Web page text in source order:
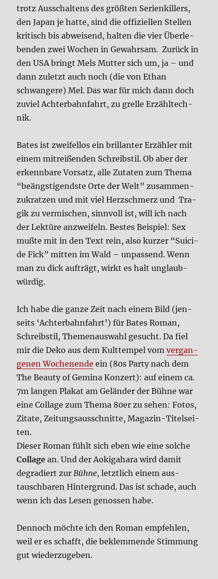
trotz Aus­schal­tens des größ­ten Seri­en­kil­lers,
den Japan je hat­te, sind die offi­zi­el­len Stel­len
kri­tisch bis abwei­send, hal­ten die vier Über­le­
ben­den zwei Wochen in Gewahr­sam. Zurück in
den USA bringt Mels Mut­ter sich um, ja – und
dann zuletzt auch noch (die von Ethan
schwan­ge­re) Mel. Das war für mich dann doch
zuviel Ach­ter­bahn­fahrt, zu grel­le Erzähl­tech­
nik.
Bates ist zwei­fel­los ein bril­lan­ter Erzäh­ler mit
einem mit­rei­ßen­den Schreib­stil. Ob aber der
erkenn­ba­re Vor­satz, alle Zuta­ten zum The­ma
“beäng­sti­gend­ste Orte der Welt” zusam­men­
zu­krat­zen und mit viel Herz­schmerz und Tra­
gik zu ver­mi­schen, sinn­voll ist, will ich nach
der Lek­tü­re anzwei­feln. Bestes Bei­spiel: Sex
muß­te mit in den Text rein, also kur­zer “Sui­ci­
de Fick” mit­ten im Wald – unpas­send. Wenn
man zu dick auf­trägt, wirkt es halt unglaub­
wür­dig.
Ich habe die gan­ze Zeit nach einem Bild (jen­
seits ‘Ach­ter­bahn­fahrt’) für Bates Roman,
Schreib­stil, The­men­aus­wahl gesucht. Da fiel
mir die Deko aus dem Kult­tem­pel vomver­gan­
ge­nen Wochen­en­de ein (80s Par­ty nach dem
The Beau­ty of Gemi­na Kon­zert): auf einem ca.
7m lan­gen Pla­kat am Gelän­der der Büh­ne war
eine Col­la­ge zum The­ma 80er zu sehen: Fotos,
Zita­te, Zei­tungs­aus­schnit­te, Maga­zin-Titel­sei­
ten.
Die­ser Roman fühlt sich eben wie eine sol­che
Col­la­ge an. Und der Aoki­ga­ha­ra wird damit
degra­diert zurBüh­ne, letzt­lich einem aus­
tausch­ba­ren Hin­ter­grund. Das ist scha­de, auch
wenn ich das Lesen genos­sen habe.
Den­noch möch­te ich den Roman emp­feh­len,
weil er es schafft, die beklem­men­de Stim­mung
gut wie­der­zu­ge­ben.